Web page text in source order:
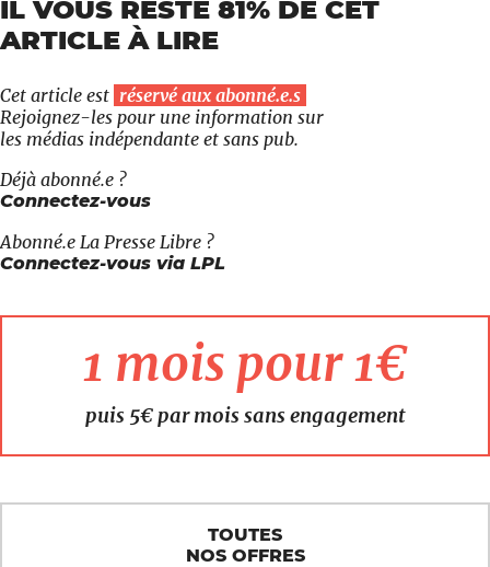
IL VOUS RESTE 81% DE CET
ARTICLE À LIRE
Cet article est réservé aux abonné.e.s
Rejoignez-les pour une information sur
les médias indépendante et sans pub.
Déjà abonné.e ?
Connectez-vous
Abonné.e La Presse Libre ?
Connectez-vous via LPL
1 mois pour 1€
puis 5€ par mois sans engagement
TOUTES
NOS OFFRES